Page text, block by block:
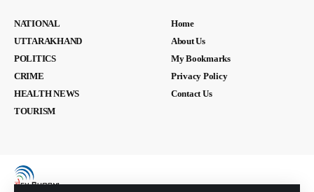
NATIONAL
UTTARAKHAND
POLITICS
CRIME
HEALTH NEWS
TOURISM
Home
About Us
My Bookmarks
Privacy Policy
Contact Us